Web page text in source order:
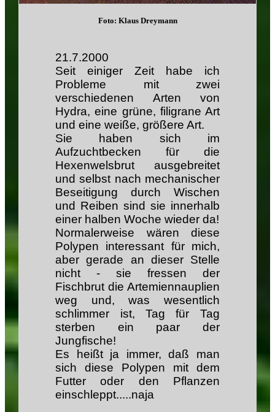
Foto: Klaus Dreymann
21.7.2000
Seit einiger Zeit habe ich
Probleme mit zwei
verschiedenen Arten von
Hydra, eine grüne, filigrane Art
und eine weiße, größere Art.
Sie haben sich im
Aufzuchtbecken für die
Hexenwelsbrut ausgebreitet
und selbst nach mechanischer
Beseitigung durch Wischen
und Reiben sind sie innerhalb
einer halben Woche wieder da!
Normalerweise wären diese
Polypen interessant für mich,
aber gerade an dieser Stelle
nicht - sie fressen der
Fischbrut die Artemiennauplien
weg und, was wesentlich
schlimmer ist, Tag für Tag
sterben ein paar der
Jungfische!
Es heißt ja immer, daß man
sich diese Polypen mit dem
Futter oder den Pflanzen
einschleppt.....naja